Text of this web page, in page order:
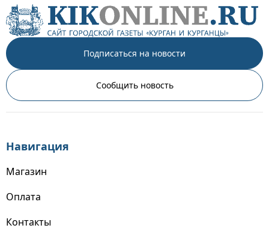
Подписаться на новости
Сообщить новость
Навигация
Магазин
Оплата
Контакты